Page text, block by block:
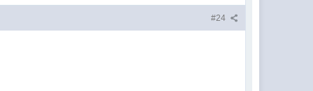
#24